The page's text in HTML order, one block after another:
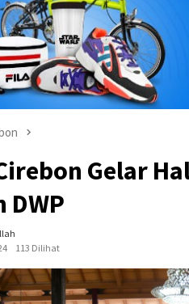
Gelar
DWP
113 Dilihat